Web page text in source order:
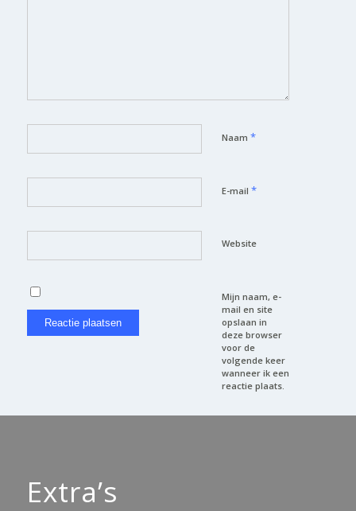
Naam *
E-mail *
Website
Mijn naam, e-
mail en site
opslaan in
deze browser
voor de
volgende keer
wanneer ik een
reactie plaats.
Extra’s